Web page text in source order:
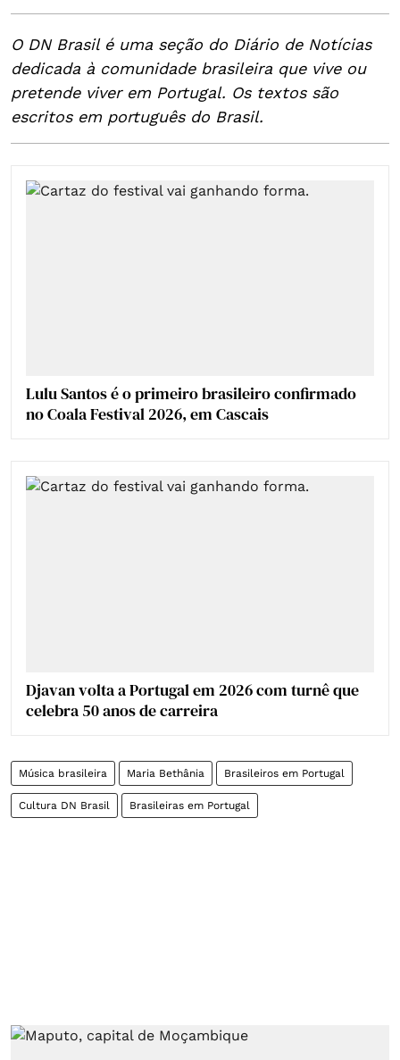
O DN Brasil é uma seção do Diário de Notícias
dedicada à comunidade brasileira que vive ou
pretende viver em Portugal. Os textos são
escritos em português do Brasil.
Lulu Santos é o primeiro brasileiro confirmado
no Coala Festival 2026, em Cascais
Djavan volta a Portugal em 2026 com turnê que
celebra 50 anos de carreira
Música brasileira Maria Bethânia Brasileiros em Portugal
Cultura DN Brasil Brasileiras em Portugal